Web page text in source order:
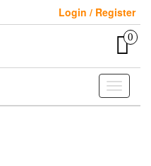
Login / Register
0
Toggle